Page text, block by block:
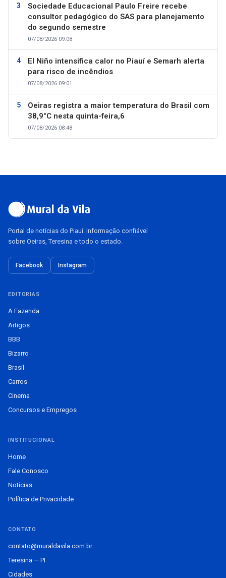
Sociedade Educacional Paulo Freire recebe
consultor pedagógico do SAS para planejamento
do segundo semestre
07/08/2026 09:08
El Niño intensifica calor no Piauí e Semarh alerta
para risco de incêndios
07/08/2026 09:01
Oeiras registra a maior temperatura do Brasil com
38,9°C nesta quinta-feira,6
07/08/2026 08:48
Portal de notícias do Piauí. Informação confiável
sobre Oeiras, Teresina e todo o estado.
Facebook Instagram
EDITORIAS
A Fazenda
Artigos
BBB
Bizarro
Brasil
Carros
Cinema
Concursos e Empregos
INSTITUCIONAL
Home
Fale Conosco
Notícias
Política de Privacidade
CONTATO
contato@muraldavila.com.br
Teresina — PI
Cidades